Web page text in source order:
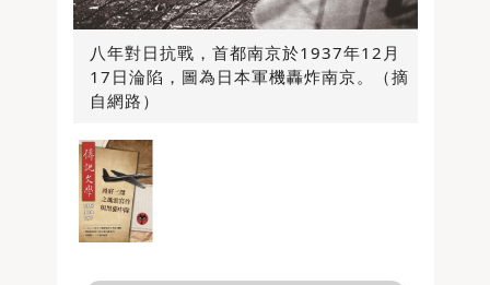
八年對日抗戰，首都南京於1937年12月
17日淪陷，圖為日本軍機轟炸南京。（摘
自網路）